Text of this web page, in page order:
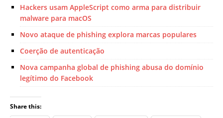
Hackers usam AppleScript como arma para distribuir
malware para macOS
Novo ataque de phishing explora marcas populares
Coerção de autenticação
Nova campanha global de phishing abusa do domínio
legítimo do Facebook
Share this: